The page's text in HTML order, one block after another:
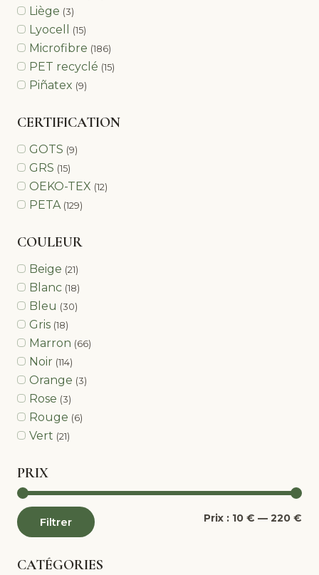
Liège (3)
Lyocell (15)
Microfibre (186)
PET recyclé (15)
Piñatex (9)
CERTIFICATION
GOTS (9)
GRS (15)
OEKO-TEX (12)
PETA (129)
COULEUR
Beige (21)
Blanc (18)
Bleu (30)
Gris (18)
Marron (66)
Noir (114)
Orange (3)
Rose (3)
Rouge (6)
Vert (21)
PRIX
Filtrer Prix : 10 € — 220 €
CATÉGORIES